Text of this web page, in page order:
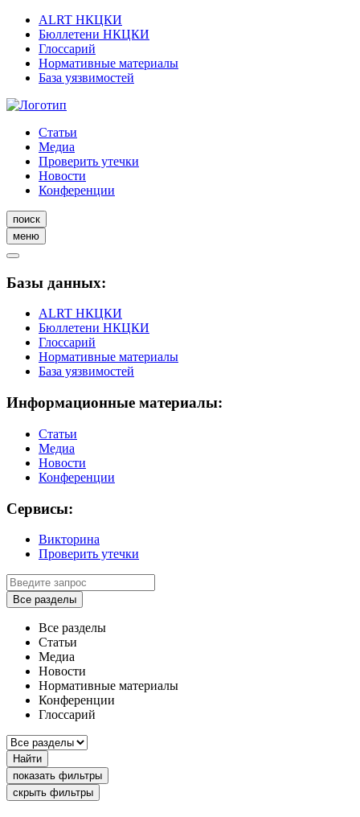
ALRT НКЦКИ
Бюллетени НКЦКИ
Глоссарий
Нормативные материалы
База уязвимостей
Статьи
Медиа
Проверить утечки
Новости
Конференции
поиск
меню
Базы данных:
ALRT НКЦКИ
Бюллетени НКЦКИ
Глоссарий
Нормативные материалы
База уязвимостей
Информационные материалы:
Статьи
Медиа
Новости
Конференции
Сервисы:
Викторина
Проверить утечки
Все разделы
Все разделы
Статьи
Медиа
Новости
Нормативные материалы
Конференции
Глоссарий
Найти
показать фильтры
скрыть фильтры